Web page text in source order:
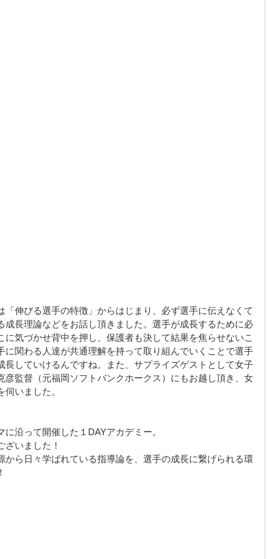
「伸びる選手の特徴」からはじまり、必ず選手に伝えなくて
成長理論などをお話し頂きました。選手が成長するために必
気づかせ背中を押し、保護者も決して結果を焦らせないこ
に関わる人達が共通理解を持って取り組んでいくことで選手
長していけるんですね。また、サプライズゲストとして女子
彦監督（元福岡ソフトバンクホークス）にもお越し頂き、女
いました。
沿って開催した１DAYアカデミー。
ざいました！
から日々学ばれている指導論を、選手の成長に繋げられる環